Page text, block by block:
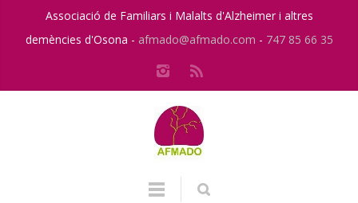
Associació de Familiars i Malalts d'Alzheimer i altres
demències d'Osona - afmado@afmado.com - 747 85 66 35